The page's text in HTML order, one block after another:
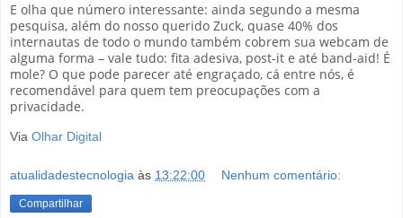
E olha que número interessante: ainda segundo a mesma
pesquisa, além do nosso querido Zuck, quase 40% dos
internautas de todo o mundo também cobrem sua webcam de
alguma forma – vale tudo: fita adesiva, post-it e até band-aid! É
mole? O que pode parecer até engraçado, cá entre nós, é
recomendável para quem tem preocupações com a
privacidade.
Via Olhar Digital
atualidadestecnologia às 13:22:00 Nenhum comentário:
Compartilhar